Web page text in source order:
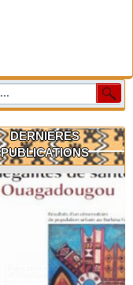
DERNIERES
PUBLICATIONS